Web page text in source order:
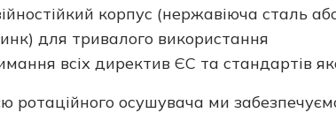
корпус (нержавіюча сталь
для тривалого використання
всіх директив ЄС та стандартів
ротаційного осушувача ми